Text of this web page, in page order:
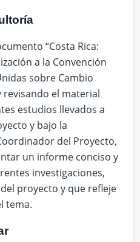
“Costa Rica:
a la Convención
sobre Cambio
revisando el material
estudios llevados a
y bajo la
del Proyecto,
un informe conciso y
investigaciones,
proyecto y que refleje
tema.